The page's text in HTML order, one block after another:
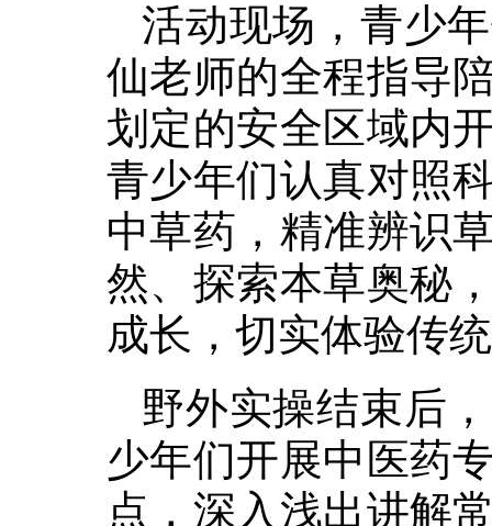
活动现场，青少
仙老师的全程指导
划定的安全区域内
青少年们认真对照
中草药，精准辨识
然、探索本草奥秘
成长，切实体验传
野外实操结束后
少年们开展中医药
点，深入浅出讲解